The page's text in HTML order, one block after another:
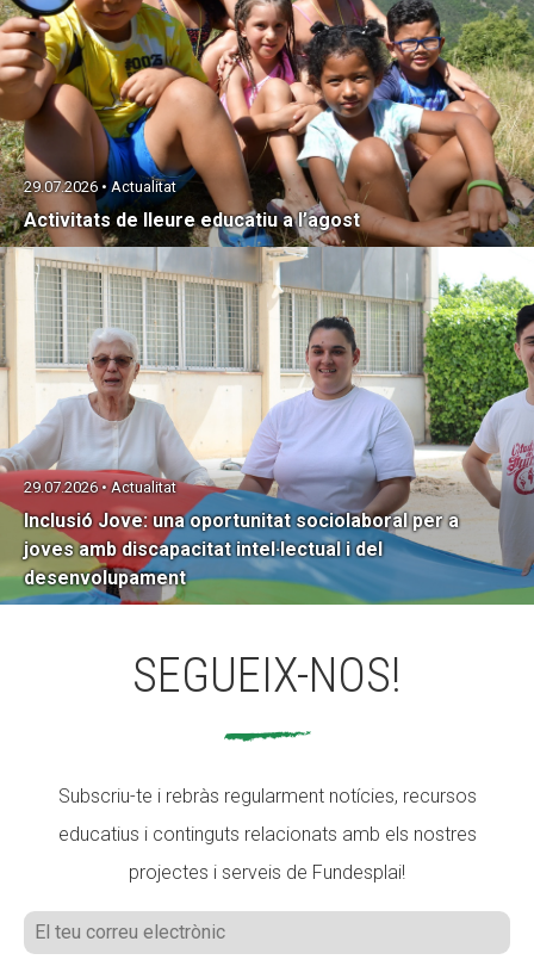
Activitats de lleure educatiu a l’agost
29.07.2026 • Actualitat
Inclusió Jove: una oportunitat sociolaboral per a
joves amb discapacitat intel·lectual i del
desenvolupament
29.07.2026 • Actualitat
SEGUEIX-NOS!
Subscriu-te i rebràs regularment notícies, recursos
educatius i continguts relacionats amb els nostres
projectes i serveis de Fundesplai!